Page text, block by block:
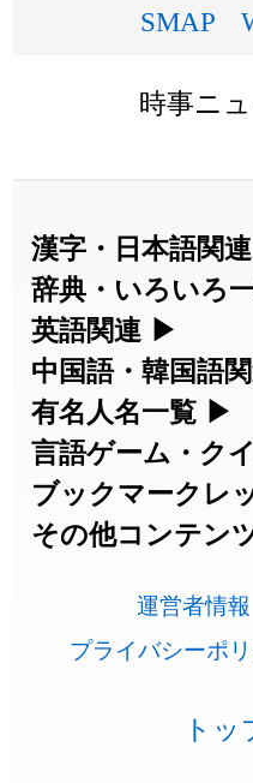
SMAP
時事ニ
漢字・日本語関連
漢字の読み方検索
練習など、日本語
集め
人名漢字辞
手書
ひらがなの
辞典・いろいろ
部首・画数別の漢
名・駅名検索など
ー
部首画
常用
人名
英語関連 ▶
カタカナ語・略
号、リスニング練
カタカナ語の意
英語の
英単語リ
イメージ化す
中国語・韓国語
中国語のピンイン
入力など、アジア
手書き中国
ピン
韓国語
外国語
有名人名一覧 ▶
海外セレブやスポ
方・発音を
海外有名人の苗
言語ゲーム・ク
四字熟語パズルや
みながら学
漢字
四字熟語デイリ
ブックマークレ
ブラウザに登録し
英語・カタカナ
その他コンテン
その他の便
運営者情報
プライバシーポ
トッ